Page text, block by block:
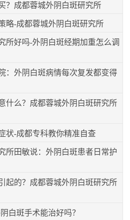
？成都蓉城外阴白斑研究所
略-成都蓉城外阴白斑研究所
所好吗-外阴白斑经期加重怎么调
：外阴白斑病情每次复发都变得
什么？成都蓉城外阴白斑研究所
状-成都专科教你精准自查
所田敏说：外阴白斑患者日常护
起的？成都蓉城外阴白斑研究所
白斑手术能治好吗？